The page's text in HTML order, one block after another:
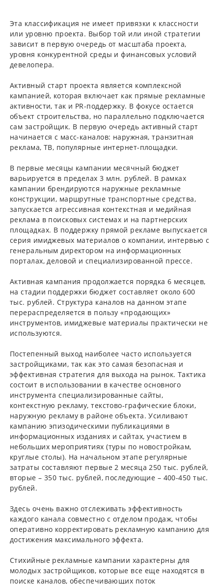
Эта классификация не имеет привязки к классности
или уровню проекта. Выбор той или иной стратегии
зависит в первую очередь от масштаба проекта,
уровня конкурентной среды и финансовых условий
девелопера.
Активный старт проекта является комплексной
кампанией, которая включает как прямые рекламные
активности, так и PR-поддержку. В фокусе остается
объект строительства, но параллельно подключается
сам застройщик. В первую очередь активный старт
начинается с масс-каналов: наружная, транзитная
реклама, ТВ, популярные интернет-площадки.
В первые месяцы кампании месячный бюджет
варьируется в пределах 3 млн. рублей. В рамках
кампании брендируются наружные рекламные
конструкции, маршрутные транспортные средства,
запускается агрессивная контекстная и медийная
реклама в поисковых системах и на партнерских
площадках. В поддержку прямой рекламе выпускается
серия имиджевых материалов о компании, интервью с
генеральным директором на информационных
порталах, деловой и специализированной прессе.
Активная кампания продолжается порядка 6 месяцев,
на стадии поддержки бюджет составляет около 600
тыс. рублей. Структура каналов на данном этапе
перераспределяется в пользу «продающих»
инструментов, имиджевые материалы практически не
используются.
Постепенный выход наиболее часто используется
застройщиками, так как это самая безопасная и
эффективная стратегия для выхода на рынок. Тактика
состоит в использовании в качестве основного
инструмента специализированные сайты,
контекстную рекламу, текстово-графические блоки,
наружную рекламу в районе объекта. Усиливают
кампанию эпизодическими публикациями в
информационных изданиях и сайтах, участием в
небольших мероприятиях (туры по новостройкам,
круглые столы). На начальном этапе регулярные
затраты составляют первые 2 месяца 250 тыс. рублей,
вторые – 350 тыс. рублей, последующие – 400-450 тыс.
рублей.
Здесь очень важно отслеживать эффективность
каждого канала совместно с отделом продаж, чтобы
оперативно корректировать рекламную кампанию для
достижения максимального эффекта.
Стихийные рекламные кампании характерны для
молодых застройщиков, которые все еще находятся в
поиске каналов, обеспечивающих поток